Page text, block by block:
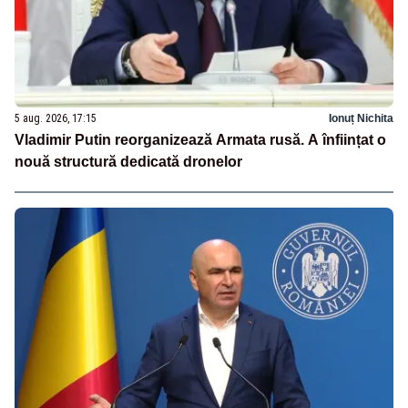
5 aug. 2026, 17:15 Ionuț Nichita
Vladimir Putin reorganizează Armata rusă. A înființat o
nouă structură dedicată dronelor